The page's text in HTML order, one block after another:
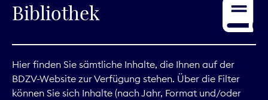
Service
Digitales
Bibliothek
Hier finden Sie sämtliche Inhalte, die Ihnen auf der
BDZV-Website zur Verfügung stehen. Über die Filter
können Sie sich Inhalte (nach Jahr, Format und/oder